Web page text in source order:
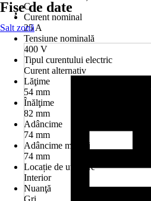
C
Curent nominal
25 A
Tensiune nominală
400 V
Tipul curentului electric
Curent alternativ
Lăţime
54 mm
Înălţime
82 mm
Adâncime
74 mm
Adâncime montaj
74 mm
Locație de utilizare
Interior
Nuanţă
Gri
Fișe de date
Salt zonă